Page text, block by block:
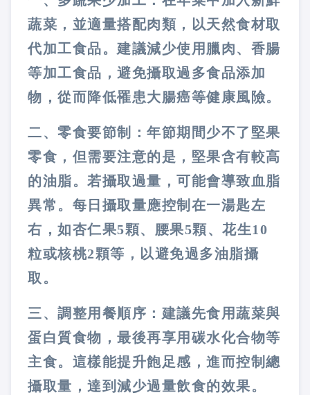
蔬菜，並適量搭配肉類，以天然食材取
代加工食品。建議減少使用臘肉、香腸
等加工食品，避免攝取過多食品添加
物，從而降低罹患大腸癌等健康風險。
二、零食要節制：年節期間少不了堅果
零食，但需要注意的是，堅果含有較高
的油脂。若攝取過量，可能會導致血脂
異常。每日攝取量應控制在一湯匙左
右，如杏仁果5顆、腰果5顆、花生10
粒或核桃2顆等，以避免過多油脂攝
取。
三、調整用餐順序：建議先食用蔬菜與
蛋白質食物，最後再享用碳水化合物等
主食。這樣能提升飽足感，進而控制總
攝取量，達到減少過量飲食的效果。